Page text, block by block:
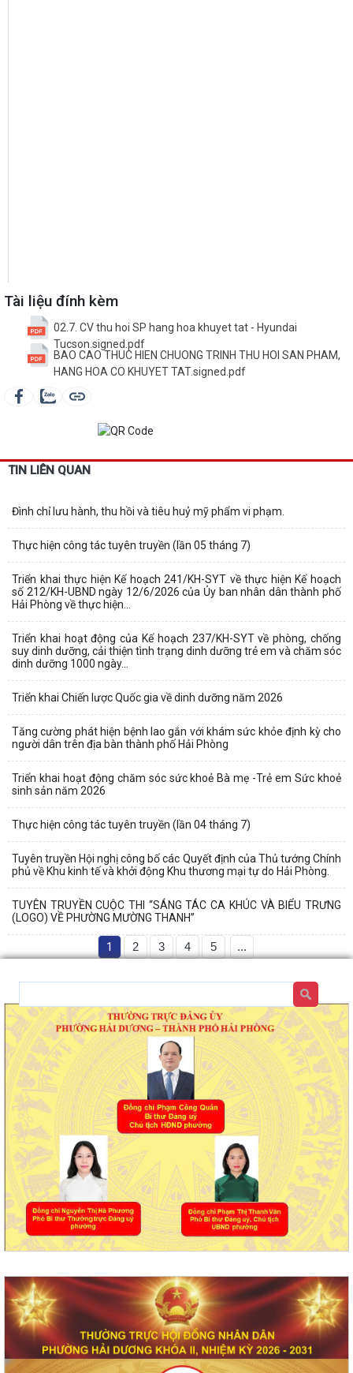
Tài liệu đính kèm
02.7. CV thu hoi SP hang hoa khuyet tat - Hyundai
Tucson.signed.pdf
BAO CAO THUC HIEN CHUONG TRINH THU HOI SAN PHAM,
HANG HOA CO KHUYET TAT.signed.pdf
TIN LIÊN QUAN
Đình chỉ lưu hành, thu hồi và tiêu huỷ mỹ phẩm vi phạm.
Thực hiện công tác tuyên truyền (lần 05 tháng 7)
Triển khai thực hiện Kế hoạch 241/KH-SYT về thực hiện Kế hoạch
số 212/KH-UBND ngày 12/6/2026 của Ủy ban nhân dân thành phố
Hải Phòng về thực hiện...
Triển khai hoạt động của Kế hoạch 237/KH-SYT về phòng, chống
suy dinh dưỡng, cải thiện tình trạng dinh dưỡng trẻ em và chăm sóc
dinh dưỡng 1000 ngày...
Triển khai Chiến lược Quốc gia về dinh dưỡng năm 2026
Tăng cường phát hiện bệnh lao gắn với khám sức khỏe định kỳ cho
người dân trên địa bàn thành phố Hải Phòng
Triển khai hoạt động chăm sóc sức khoẻ Bà mẹ -Trẻ em Sức khoẻ
sinh sản năm 2026
Thực hiện công tác tuyên truyền (lần 04 tháng 7)
Tuyên truyền Hội nghị công bố các Quyết định của Thủ tướng Chính
phủ về Khu kinh tế và khởi động Khu thương mại tự do Hải Phòng.
TUYÊN TRUYỀN CUỘC THI “SÁNG TÁC CA KHÚC VÀ BIỂU TRƯNG
(LOGO) VỀ PHƯỜNG MƯỜNG THANH”
1 2 3 4 5 ...